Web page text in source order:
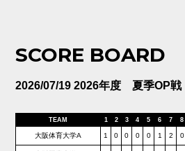
SCORE BOARD
2026/07/19 2026年度 夏季OP戦
TEAM 1 2 3 4 5 6 7 8
大阪体育大学A 1 0 0 0 0 1 2 0